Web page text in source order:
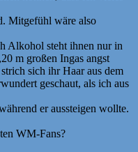
Mitgefühl wäre also
Alkohol steht ihnen nur in
m großen Ingas angst
sich ihr Haar aus dem
geschaut, als ich aus
er aussteigen wollte.
WM-Fans?